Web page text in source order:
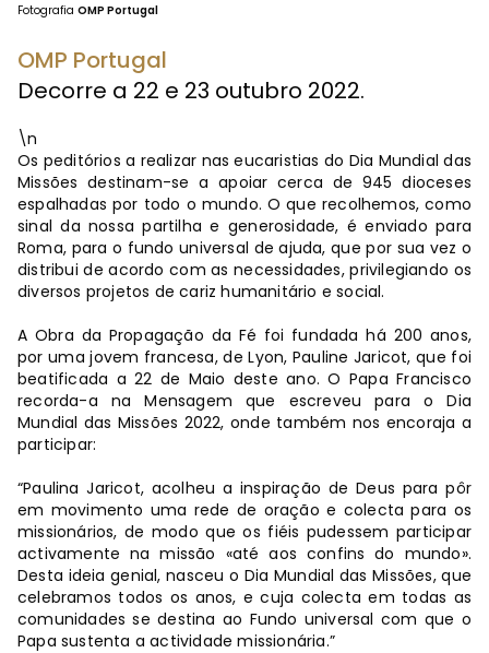
Fotografia OMP Portugal
OMP Portugal
Decorre a 22 e 23 outubro 2022.
\n
Os peditórios a realizar nas eucaristias do Dia Mundial das
Missões destinam-se a apoiar cerca de 945 dioceses
espalhadas por todo o mundo. O que recolhemos, como
sinal da nossa partilha e generosidade, é enviado para
Roma, para o fundo universal de ajuda, que por sua vez o
distribui de acordo com as necessidades, privilegiando os
diversos projetos de cariz humanitário e social.
A Obra da Propagação da Fé foi fundada há 200 anos,
por uma jovem francesa, de Lyon, Pauline Jaricot, que foi
beatificada a 22 de Maio deste ano. O Papa Francisco
recorda-a na Mensagem que escreveu para o Dia
Mundial das Missões 2022, onde também nos encoraja a
participar:
“Paulina Jaricot, acolheu a inspiração de Deus para pôr
em movimento uma rede de oração e colecta para os
missionários, de modo que os fiéis pudessem participar
activamente na missão «até aos confins do mundo».
Desta ideia genial, nasceu o Dia Mundial das Missões, que
celebramos todos os anos, e cuja colecta em todas as
comunidades se destina ao Fundo universal com que o
Papa sustenta a actividade missionária.”